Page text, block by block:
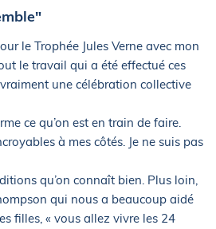
le Trophée Jules Verne avec mon
le travail qui a été effectué ces
vraiment une célébration collective
ce qu’on est en train de faire.
à mes côtés. Je ne suis pas
qu’on connaît bien. Plus loin,
qui nous a beaucoup aidé
filles, « vous allez vivre les 24